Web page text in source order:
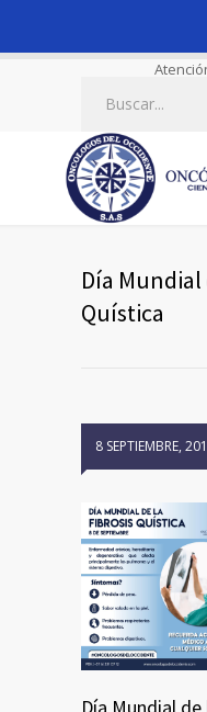
Día Mundial
Quística
8 SEPTIEMBRE,